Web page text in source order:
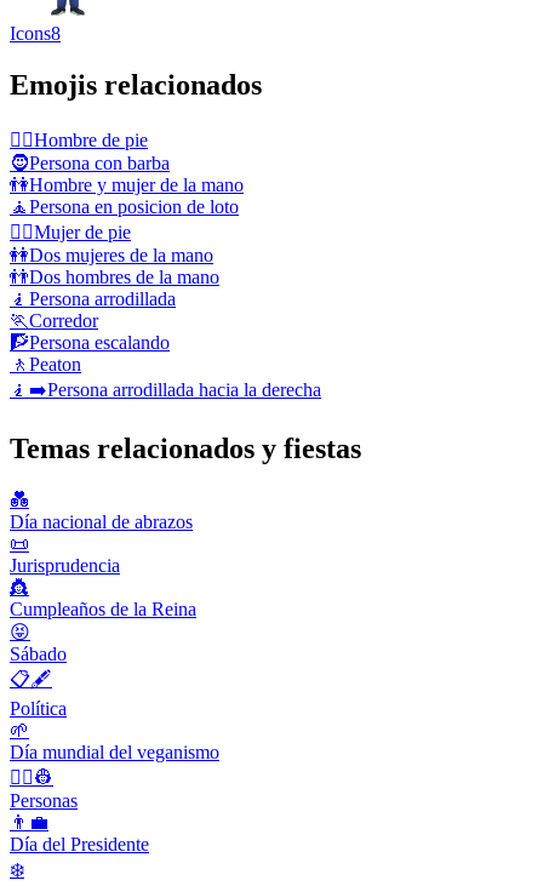
Icons8
Emojis relacionados
🧍‍♂️Hombre de pie
🧔Persona con barba
👫Hombre y mujer de la mano
🧘Persona en posicion de loto
🧍‍♀️Mujer de pie
👭Dos mujeres de la mano
👬Dos hombres de la mano
🧎 Persona arrodillada
🏃Corredor
🧗Persona escalando
🚶 Peaton
🧎‍➡️Persona arrodillada hacia la derecha
Temas relacionados y fiestas
💑
Día nacional de abrazos
📜
Jurisprudencia
👸
Cumpleaños de la Reina
😝
Sábado
📋🖋
Política
🌱
Día mundial del veganismo
👨‍✈️👷
Personas
👨‍💼
Día del Presidente
❄️